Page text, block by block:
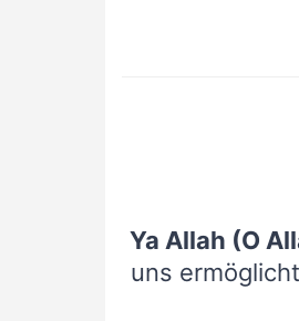
Ya Allah (O
uns